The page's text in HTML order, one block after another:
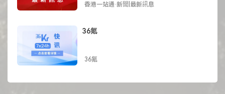
香港一站通·新聞|最新訊息
36氪
36氪